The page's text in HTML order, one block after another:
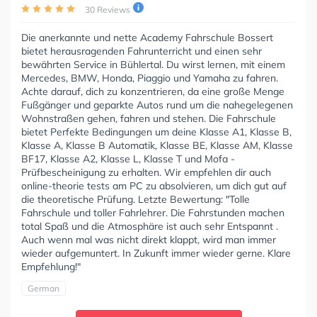
30 Reviews
Die anerkannte und nette Academy Fahrschule Bossert
bietet herausragenden Fahrunterricht und einen sehr
bewährten Service in Bühlertal. Du wirst lernen, mit einem
Mercedes, BMW, Honda, Piaggio und Yamaha zu fahren.
Achte darauf, dich zu konzentrieren, da eine große Menge
Fußgänger und geparkte Autos rund um die nahegelegenen
Wohnstraßen gehen, fahren und stehen. Die Fahrschule
bietet Perfekte Bedingungen um deine Klasse A1, Klasse B,
Klasse A, Klasse B Automatik, Klasse BE, Klasse AM, Klasse
BF17, Klasse A2, Klasse L, Klasse T und Mofa -
Prüfbescheinigung zu erhalten. Wir empfehlen dir auch
online-theorie tests am PC zu absolvieren, um dich gut auf
die theoretische Prüfung. Letzte Bewertung: "Tolle
Fahrschule und toller Fahrlehrer. Die Fahrstunden machen
total Spaß und die Atmosphäre ist auch sehr Entspannt .
Auch wenn mal was nicht direkt klappt, wird man immer
wieder aufgemuntert. In Zukunft immer wieder gerne. Klare
Empfehlung!"
German